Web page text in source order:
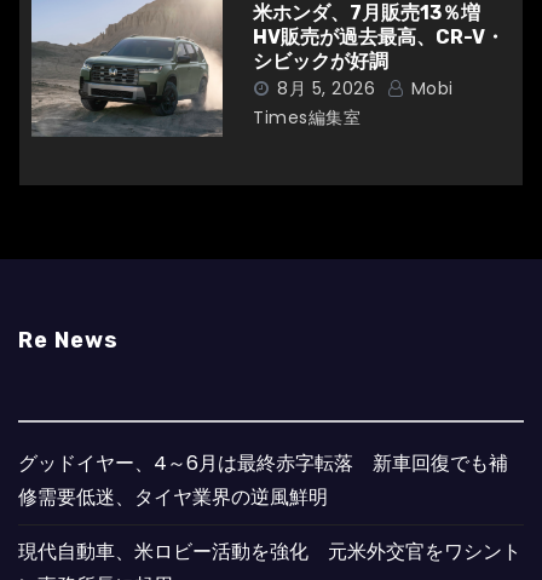
米ホンダ、7月販売13％増
HV販売が過去最高、CR-V・
シビックが好調
8月 5, 2026
Mobi
Times編集室
Re News
グッドイヤー、4～6月は最終赤字転落 新車回復でも補
修需要低迷、タイヤ業界の逆風鮮明
現代自動車、米ロビー活動を強化 元米外交官をワシント